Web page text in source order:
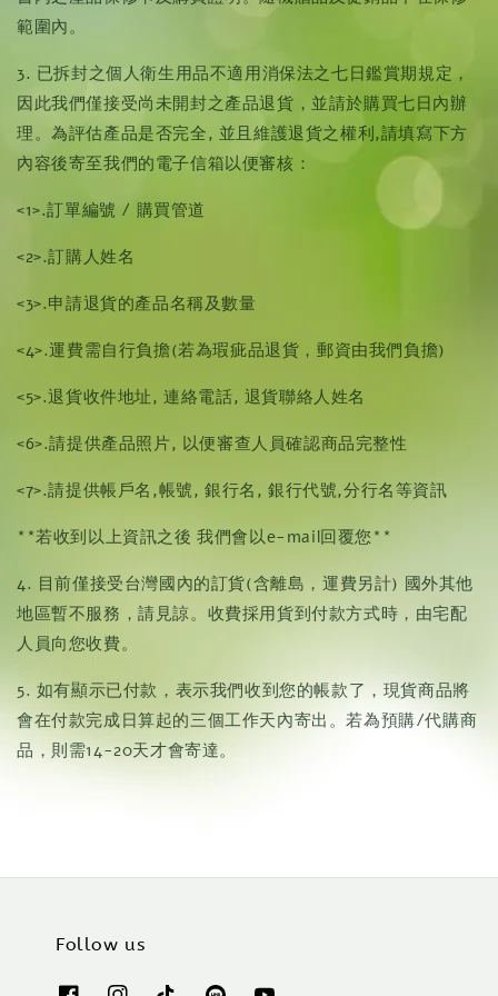
範圍內。
3. 已拆封之個人衛生用品不適用消保法之七日鑑賞期規定，
因此我們僅接受尚未開封之產品退貨，並請於購買七日內辦
理。為評估產品是否完全, 並且維護退貨之權利,請填寫下方
內容後寄至我們的電子信箱以便審核：
<1>.訂單編號 / 購買管道
<2>.訂購人姓名
<3>.申請退貨的產品名稱及數量
<4>.運費需自行負擔(若為瑕疵品退貨，郵資由我們負擔)
<5>.退貨收件地址, 連絡電話, 退貨聯絡人姓名
<6>.請提供產品照片, 以便審查人員確認商品完整性
<7>.請提供帳戶名,帳號, 銀行名, 銀行代號,分行名等資訊
**若收到以上資訊之後 我們會以e-mail回覆您**
4. 目前僅接受台灣國內的訂貨(含離島，運費另計) 國外其他
地區暫不服務，請見諒。收費採用貨到付款方式時，由宅配
人員向您收費。
5. 如有顯示已付款，表示我們收到您的帳款了，現貨商品將
會在付款完成日算起的三個工作天內寄出。若為預購/代購商
品，則需14-20天才會寄達。
Follow us